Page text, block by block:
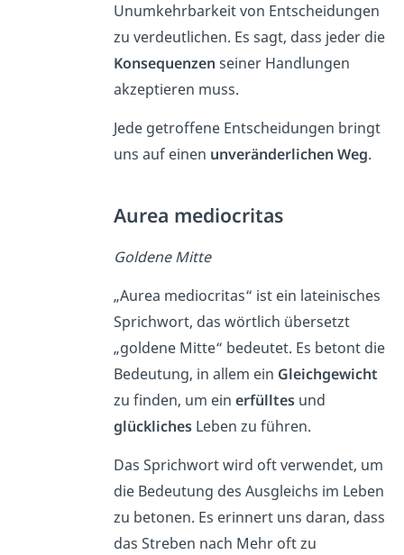
Unumkehrbarkeit von Entscheidungen
zu verdeutlichen. Es sagt, dass jeder die
Konsequenzen seiner Handlungen
akzeptieren muss.
Jede getroffene Entscheidungen bringt
uns auf einen unveränderlichen Weg.
Aurea mediocritas
Goldene Mitte
„Aurea mediocritas“ ist ein lateinisches
Sprichwort, das wörtlich übersetzt
„goldene Mitte“ bedeutet. Es betont die
Bedeutung, in allem ein Gleichgewicht
zu finden, um ein erfülltesund
glücklichesLeben zu führen.
Das Sprichwort wird oft verwendet, um
die Bedeutung des Ausgleichs im Leben
zu betonen. Es erinnert uns daran, dass
das Streben nach Mehr oft zu